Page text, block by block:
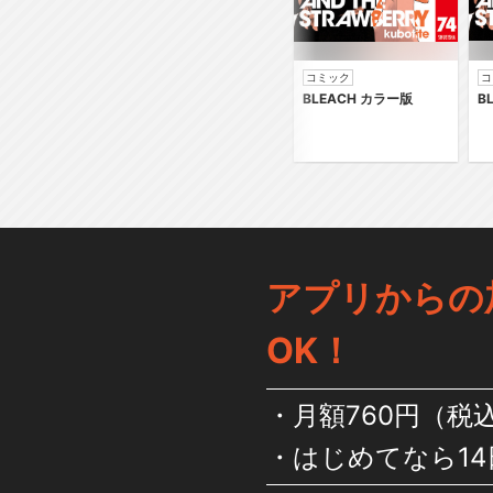
コミック
BLEACH カラー版
アプリから
OK！
月額760円（税
はじめてなら14